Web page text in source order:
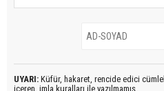
UYARI: Küfür, hakaret, rencide edici
içeren, imla kuralları ile yazılmamış,